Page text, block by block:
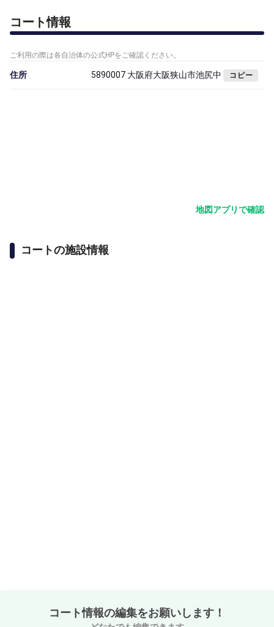
コート情報
ご利用の際は各自治体の公式HPをご確認ください。
住所 5890007 大阪府大阪狭山市池尻中 コピー
地図アプリで確認
コートの施設情報
コート情報の編集をお願いします！